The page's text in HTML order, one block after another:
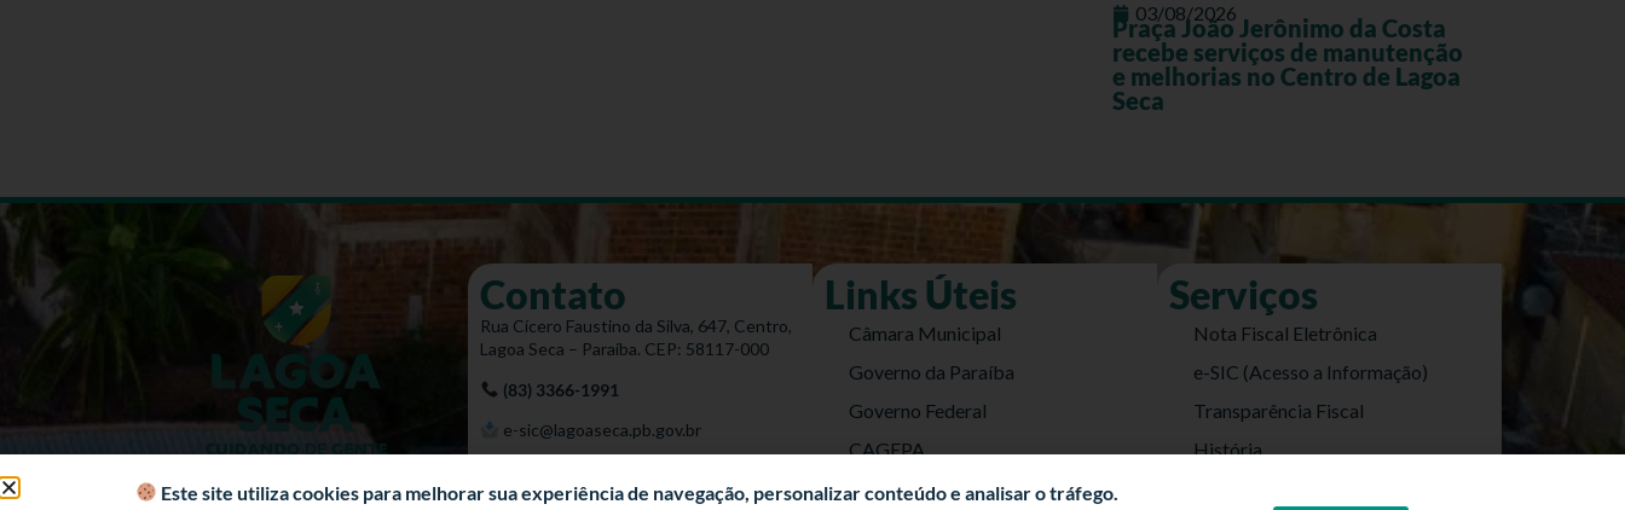
03/08/2026
Praça João Jerônimo da Costa
recebe serviços de manutenção
e melhorias no Centro de Lagoa
Seca
Contato
Rua Cícero Faustino da Silva, 647, Centro,
Lagoa Seca – Paraíba. CEP: 58117-000
(83) 3366-1991
e-sic@lagoaseca.pb.gov.br
Links Úteis
Câmara Municipal
Governo da Paraíba
Governo Federal
CAGEPA
DETRAN
Serviços
Nota Fiscal Eletrônica
e-SIC (Acesso a Informação)
Transparência Fiscal
História
Este site utiliza cookies para melhorar sua experiência de navegação, personalizar conteúdo e analisar o tráfego.